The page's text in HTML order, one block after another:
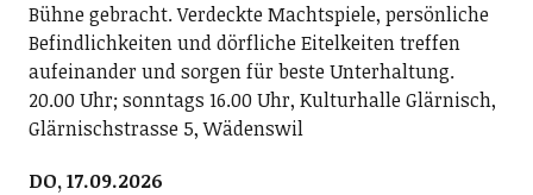
Bühne gebracht. Verdeckte Machtspiele, persönliche
Befindlichkeiten und dörfliche Eitelkeiten treffen
aufeinander und sorgen für beste Unterhaltung.
20.00 Uhr; sonntags 16.00 Uhr, Kulturhalle Glärnisch,
Glärnischstrasse 5, Wädenswil
DO, 17.09.2026